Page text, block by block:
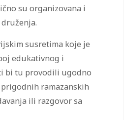
su organizovana i
susretima koje je
edukativnog i
bi tu provodili ugodno
ramazanskih
ili razgovor sa